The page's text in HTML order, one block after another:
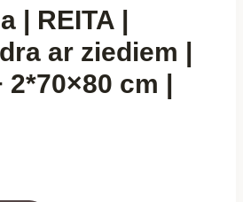
| REITA |
ar ziediem |
cm |